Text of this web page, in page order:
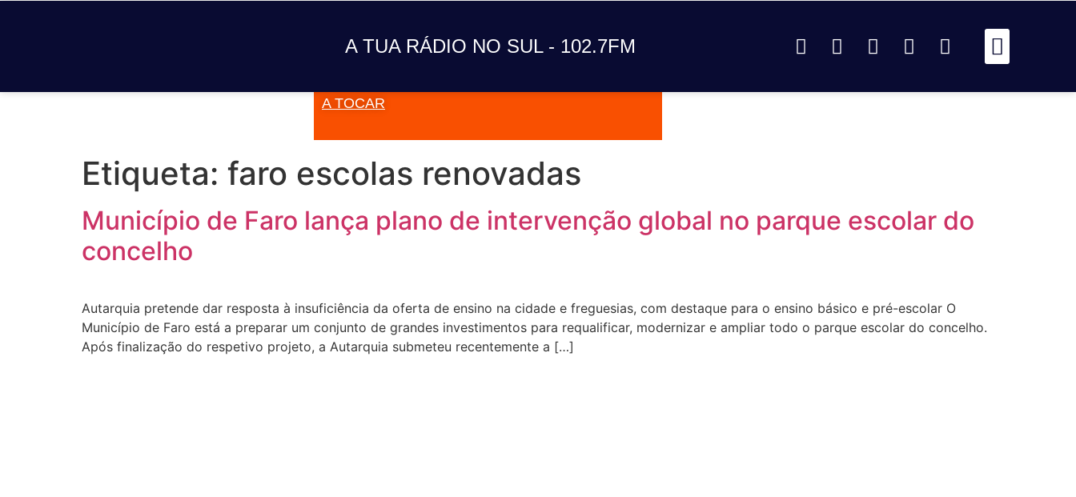
A TUA RÁDIO NO SUL - 102.7FM
A TUA RÁDIO NO SUL
A TOCAR
Etiqueta: faro escolas renovadas
Município de Faro lança plano de intervenção global no parque escolar do
concelho
Autarquia pretende dar resposta à insuficiência da oferta de ensino na cidade e freguesias, com destaque para o ensino básico e pré-escolar O
Município de Faro está a preparar um conjunto de grandes investimentos para requalificar, modernizar e ampliar todo o parque escolar do concelho.
Após finalização do respetivo projeto, a Autarquia submeteu recentemente a […]